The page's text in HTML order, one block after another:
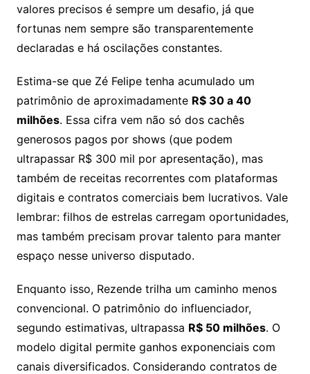
valores precisos é sempre um desafio, já que
fortunas nem sempre são transparentemente
declaradas e há oscilações constantes.
Estima-se que Zé Felipe tenha acumulado um
patrimônio de aproximadamente R$ 30 a 40
milhões. Essa cifra vem não só dos cachês
generosos pagos por shows (que podem
ultrapassar R$ 300 mil por apresentação), mas
também de receitas recorrentes com plataformas
digitais e contratos comerciais bem lucrativos. Vale
lembrar: filhos de estrelas carregam oportunidades,
mas também precisam provar talento para manter
espaço nesse universo disputado.
Enquanto isso, Rezende trilha um caminho menos
convencional. O patrimônio do influenciador,
segundo estimativas, ultrapassa R$ 50 milhões. O
modelo digital permite ganhos exponenciais com
canais diversificados. Considerando contratos de